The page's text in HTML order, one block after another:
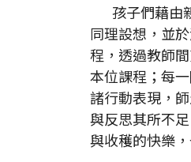
孩子們藉由
同理設想，並
程，透過教師
本位課程；每
諸行動表現，
與反思其所不
與收穫的快樂